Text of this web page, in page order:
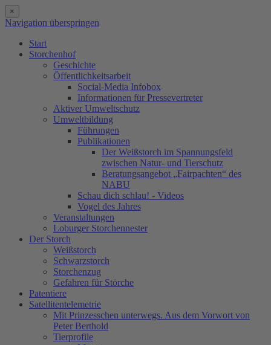
×
Navigation überspringen
Start
Storchenhof
Geschichte
Öffentlichkeitsarbeit
Social-Media Infobox
Informationen für Pressevertreter
Aktiver Umweltschutz
Umweltbildung
Führungen
Publikationen
Der Weißstorch im Spannungsfeld
zwischen Natur- und Tierschutz
Beratungsangebot „Fairpachten“ des
NABU
Schau dich schlau! - Videos
Vogel des Jahres
Veranstaltungen
Loburger Storchennester
Der Storch
Weißstorch
Schwarzstorch
Storchenzug
Gefahren für Störche
Patentiere
Satellitentelemetrie
Mit Prinzesschen unterwegs. Aus dem Vorwort von
Peter Berthold
Tierprofile